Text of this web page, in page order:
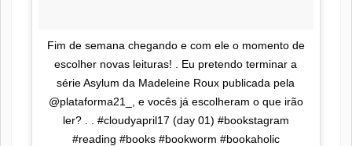
Fim de semana chegando e com ele o momento de
escolher novas leituras! . Eu pretendo terminar a
série Asylum da Madeleine Roux publicada pela
@plataforma21_, e vocês já escolheram o que irão
ler? . . #cloudyapril17 (day 01) #bookstagram
#reading #books #bookworm #bookaholic